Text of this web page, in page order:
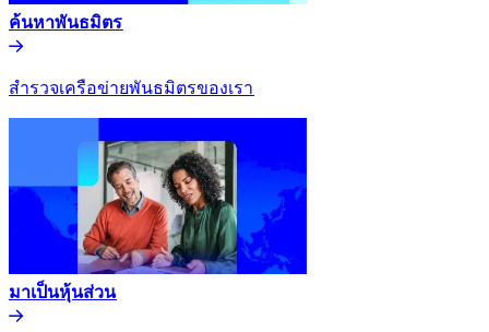
ค้นหาพันธมิตร​​
สำรวจเครือข่ายพันธมิตรของเรา​​
มาเป็นหุ้นส่วน​​